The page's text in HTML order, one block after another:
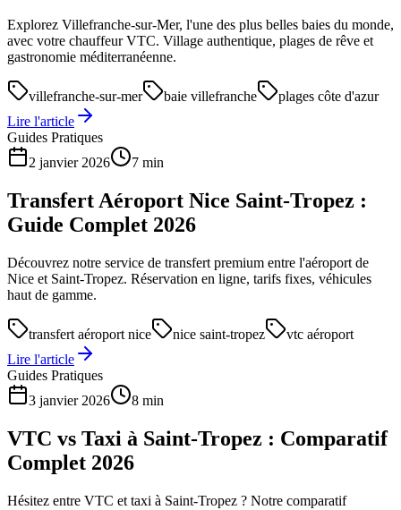
Explorez Villefranche-sur-Mer, l'une des plus belles baies du monde,
avec votre chauffeur VTC. Village authentique, plages de rêve et
gastronomie méditerranéenne.
villefranche-sur-mer baie villefranche
plages côte d'azur
Lire l'article
Guides Pratiques
2 janvier 2026
7 min
Transfert Aéroport Nice Saint-Tropez :
Guide Complet 2026
Découvrez notre service de transfert premium entre l'aéroport de
Nice et Saint-Tropez. Réservation en ligne, tarifs fixes, véhicules
haut de gamme.
transfert aéroport nice nice saint-tropez
vtc aéroport
Lire l'article
Guides Pratiques
3 janvier 2026
8 min
VTC vs Taxi à Saint-Tropez : Comparatif
Complet 2026
Hésitez entre VTC et taxi à Saint-Tropez ? Notre comparatif